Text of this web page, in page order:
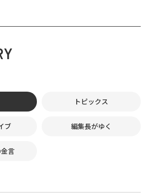
トピックス
ブ 編集長がゆく
言